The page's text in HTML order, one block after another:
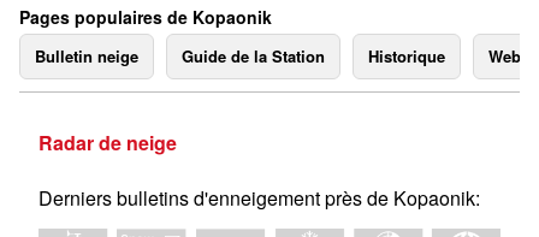
Pages populaires de Kopaonik
Bulletin neige Guide de la Station Historique
Radar de neige
Derniers bulletins d'enneigement près de Kopaonik: